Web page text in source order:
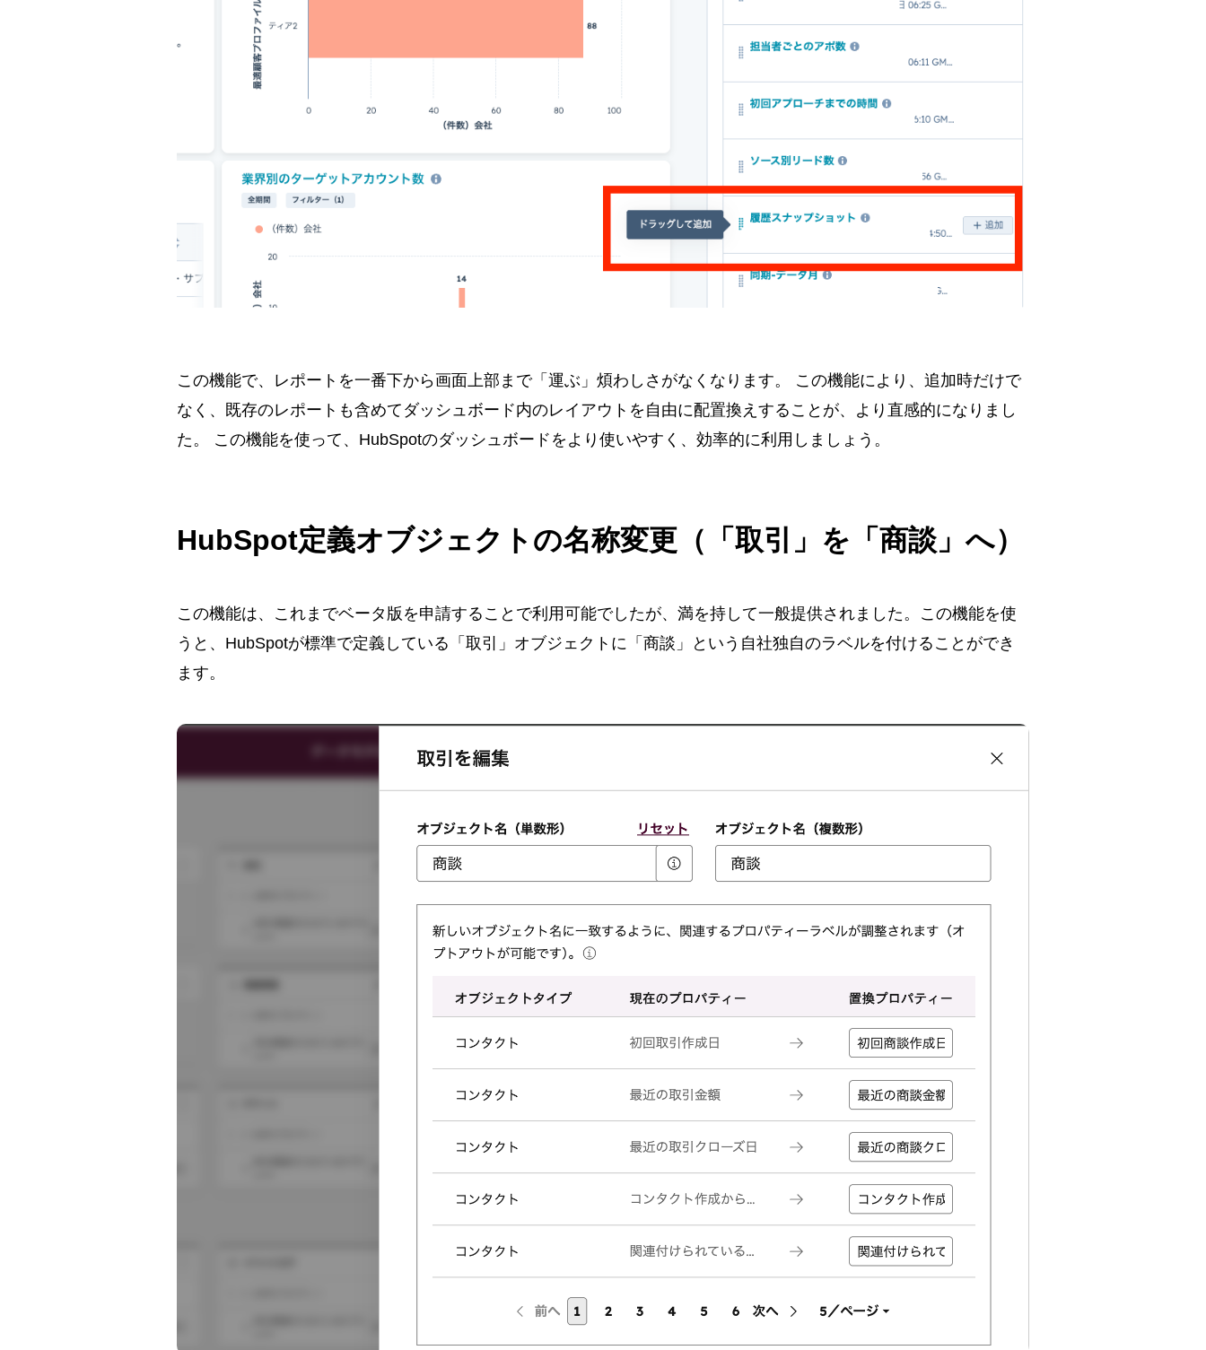
この機能で、レポートを一番下から画面上部まで「運ぶ」煩わしさがなくなります。 この機能により、追加時だけで
なく、既存のレポートも含めてダッシュボード内のレイアウトを自由に配置換えすることが、より直感的になりまし
た。 この機能を使って、HubSpotのダッシュボードをより使いやすく、効率的に利用しましょう。
HubSpot定義オブジェクトの名称変更（「取引」を「商談」へ）
この機能は、これまでベータ版を申請することで利用可能でしたが、満を持して一般提供されました。この機能を使
うと、HubSpotが標準で定義している「取引」オブジェクトに「商談」という自社独自のラベルを付けることができ
ます。